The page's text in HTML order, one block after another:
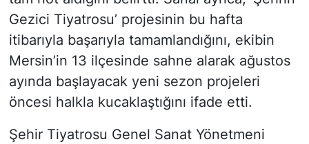
Gezici Tiyatrosu’ projesinin bu hafta
itibarıyla başarıyla tamamlandığını, ekibin
Mersin’in 13 ilçesinde sahne alarak ağustos
ayında başlayacak yeni sezon projeleri
öncesi halkla kucaklaştığını ifade etti.
Şehir Tiyatrosu Genel Sanat Yönetmeni